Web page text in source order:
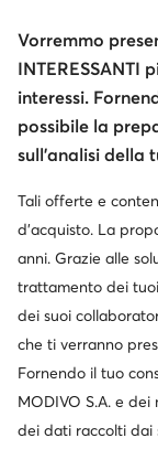
Vorremmo
INTERESSANTI
interessi.
possibile la
sull’analisi
Tali offerte e
d’acquisto. La
anni. Grazie alle
trattamento dei
dei suoi
che ti verranno
Fornendo il tuo
MODIVO S.A. e
dei dati raccolti dai